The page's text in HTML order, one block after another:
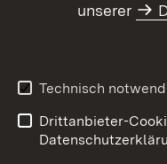
Benutzungshinweise
unserer
Technisch
Drittanbieter-